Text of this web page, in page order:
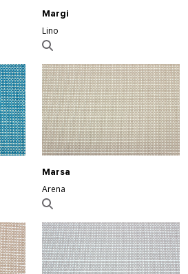
Margi
Lino
Marsa
Arena